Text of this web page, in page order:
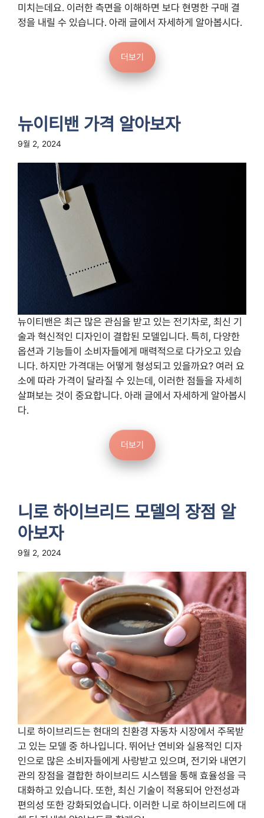
미치는데요. 이러한 측면을 이해하면 보다 현명한 구매 결
정을 내릴 수 있습니다. 아래 글에서 자세하게 알아봅시다.
더보기
뉴이티밴 가격 알아보자
9월 2, 2024
뉴이티밴은 최근 많은 관심을 받고 있는 전기차로, 최신 기
술과 혁신적인 디자인이 결합된 모델입니다. 특히, 다양한
옵션과 기능들이 소비자들에게 매력적으로 다가오고 있습
니다. 하지만 가격대는 어떻게 형성되고 있을까요? 여러 요
소에 따라 가격이 달라질 수 있는데, 이러한 점들을 자세히
살펴보는 것이 중요합니다. 아래 글에서 자세하게 알아봅시
다.
더보기
니로 하이브리드 모델의 장점 알
아보자
9월 2, 2024
니로 하이브리드는 현대의 친환경 자동차 시장에서 주목받
고 있는 모델 중 하나입니다. 뛰어난 연비와 실용적인 디자
인으로 많은 소비자들에게 사랑받고 있으며, 전기와 내연기
관의 장점을 결합한 하이브리드 시스템을 통해 효율성을 극
대화하고 있습니다. 또한, 최신 기술이 적용되어 안전성과
편의성 또한 강화되었습니다. 이러한 니로 하이브리드에 대